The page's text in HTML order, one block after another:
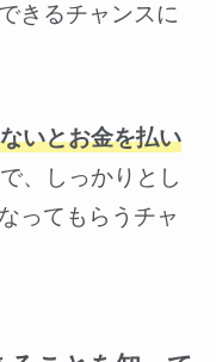
きるチャンスに
いとお金を払い
、しっかりとし
ってもらうチャ